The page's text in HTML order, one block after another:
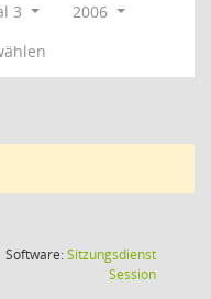
3
2006
Software:Sitzungsdienst
Session(Wird in